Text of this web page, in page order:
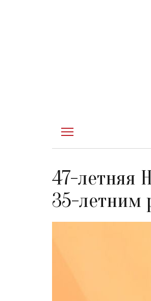
47-летняя
35-летним